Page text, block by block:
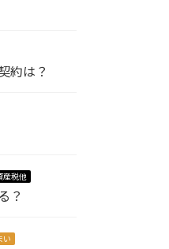
約は？
産税他
？
い